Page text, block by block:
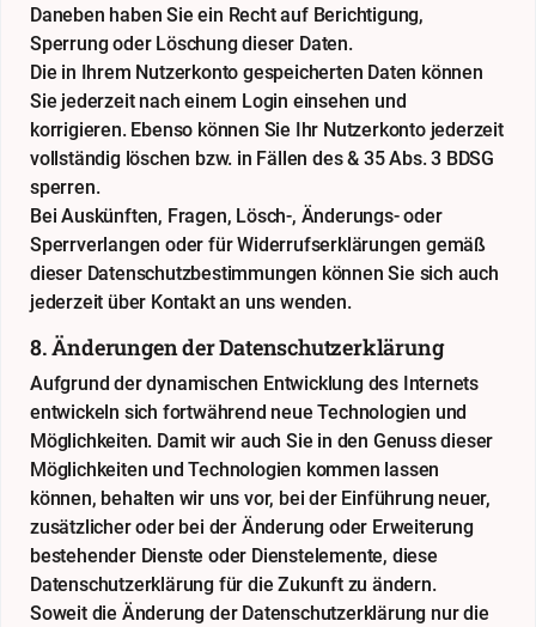
Daneben haben Sie ein Recht auf Berichtigung,
Sperrung oder Löschung dieser Daten.
Die in Ihrem Nutzerkonto gespeicherten Daten können
Sie jederzeit nach einem Login einsehen und
korrigieren. Ebenso können Sie Ihr Nutzerkonto jederzeit
vollständig löschen bzw. in Fällen des & 35 Abs. 3 BDSG
sperren.
Bei Auskünften, Fragen, Lösch-, Änderungs- oder
Sperrverlangen oder für Widerrufserklärungen gemäß
dieser Datenschutzbestimmungen können Sie sich auch
jederzeit über Kontakt an uns wenden.
8. Änderungen der Datenschutzerklärung
Aufgrund der dynamischen Entwicklung des Internets
entwickeln sich fortwährend neue Technologien und
Möglichkeiten. Damit wir auch Sie in den Genuss dieser
Möglichkeiten und Technologien kommen lassen
können, behalten wir uns vor, bei der Einführung neuer,
zusätzlicher oder bei der Änderung oder Erweiterung
bestehender Dienste oder Dienstelemente, diese
Datenschutzerklärung für die Zukunft zu ändern.
Soweit die Änderung der Datenschutzerklärung nur die